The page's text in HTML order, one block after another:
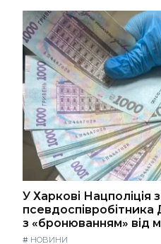
У Харкові Нацполіція
з «бронюванням» від
# НОВИНИ